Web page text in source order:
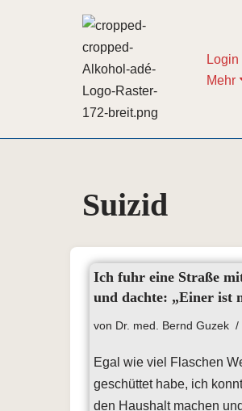
Login
Mehr
Suizid
Ich fuhr eine Straße
und dachte: „Einer ist
von Dr. med. Bernd Guzek
Egal wie viel Flaschen
geschüttet habe, ich
den Haushalt machen